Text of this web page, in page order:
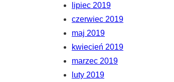
lipiec 2019
czerwiec 2019
maj 2019
kwiecień 2019
marzec 2019
luty 2019